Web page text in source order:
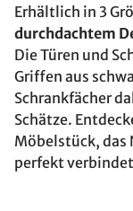
Erhältlich in 3
durchdachtem
Die Türen und
Griffen aus
Schrankfächer
Schätze.
Möbelstück,
perfekt